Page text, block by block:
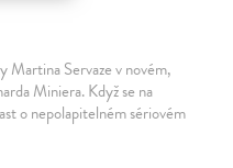
Martina Servaze v novém,
Miniera. Když se na
o nepolapitelném sériovém